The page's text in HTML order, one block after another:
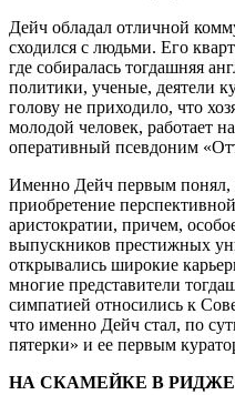
Дейч обладал отличной
сходился с людьми. Его
где собиралась тогдашняя
политики, ученые, деятели
голову не приходило, что
молодой человек, работает
оперативный псевдоним
Именно Дейч первым понял,
приобретение
аристократии, причем,
выпускников престижных
открывались широкие
многие представители
симпатией относились к
что именно Дейч стал, по
пятерки» и ее первым
НА СКАМЕЙКЕ В